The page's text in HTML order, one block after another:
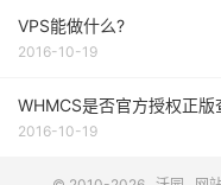
VPS能做什么?
2016-10-19
WHMCS是否官方授权正版
2016-10-19